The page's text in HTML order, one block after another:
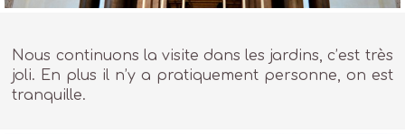
Nous continuons la visite dans les jardins, c’est très
joli. En plus il n’y a pratiquement personne, on est
tranquille.